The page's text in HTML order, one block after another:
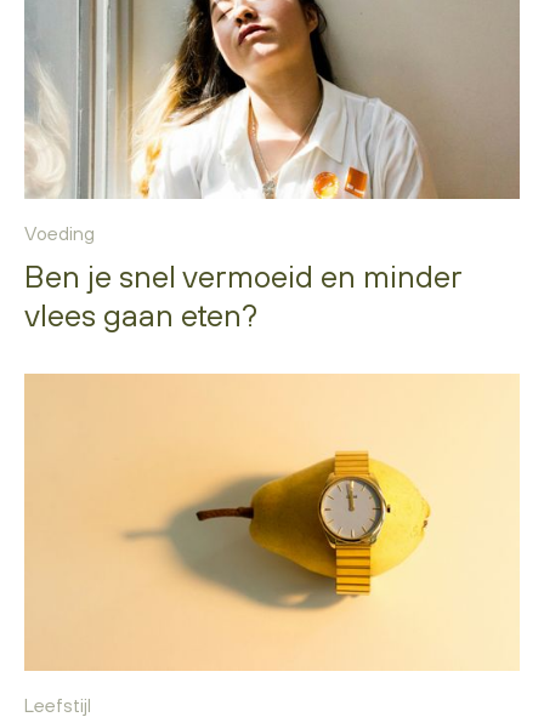
Voeding
Ben je snel vermoeid en minder
vlees gaan eten?
Leefstijl